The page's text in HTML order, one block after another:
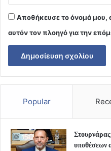
Αποθήκευσε το όνομά μου,
αυτόν τον πλοηγό για την
Popular
υποθέσεων